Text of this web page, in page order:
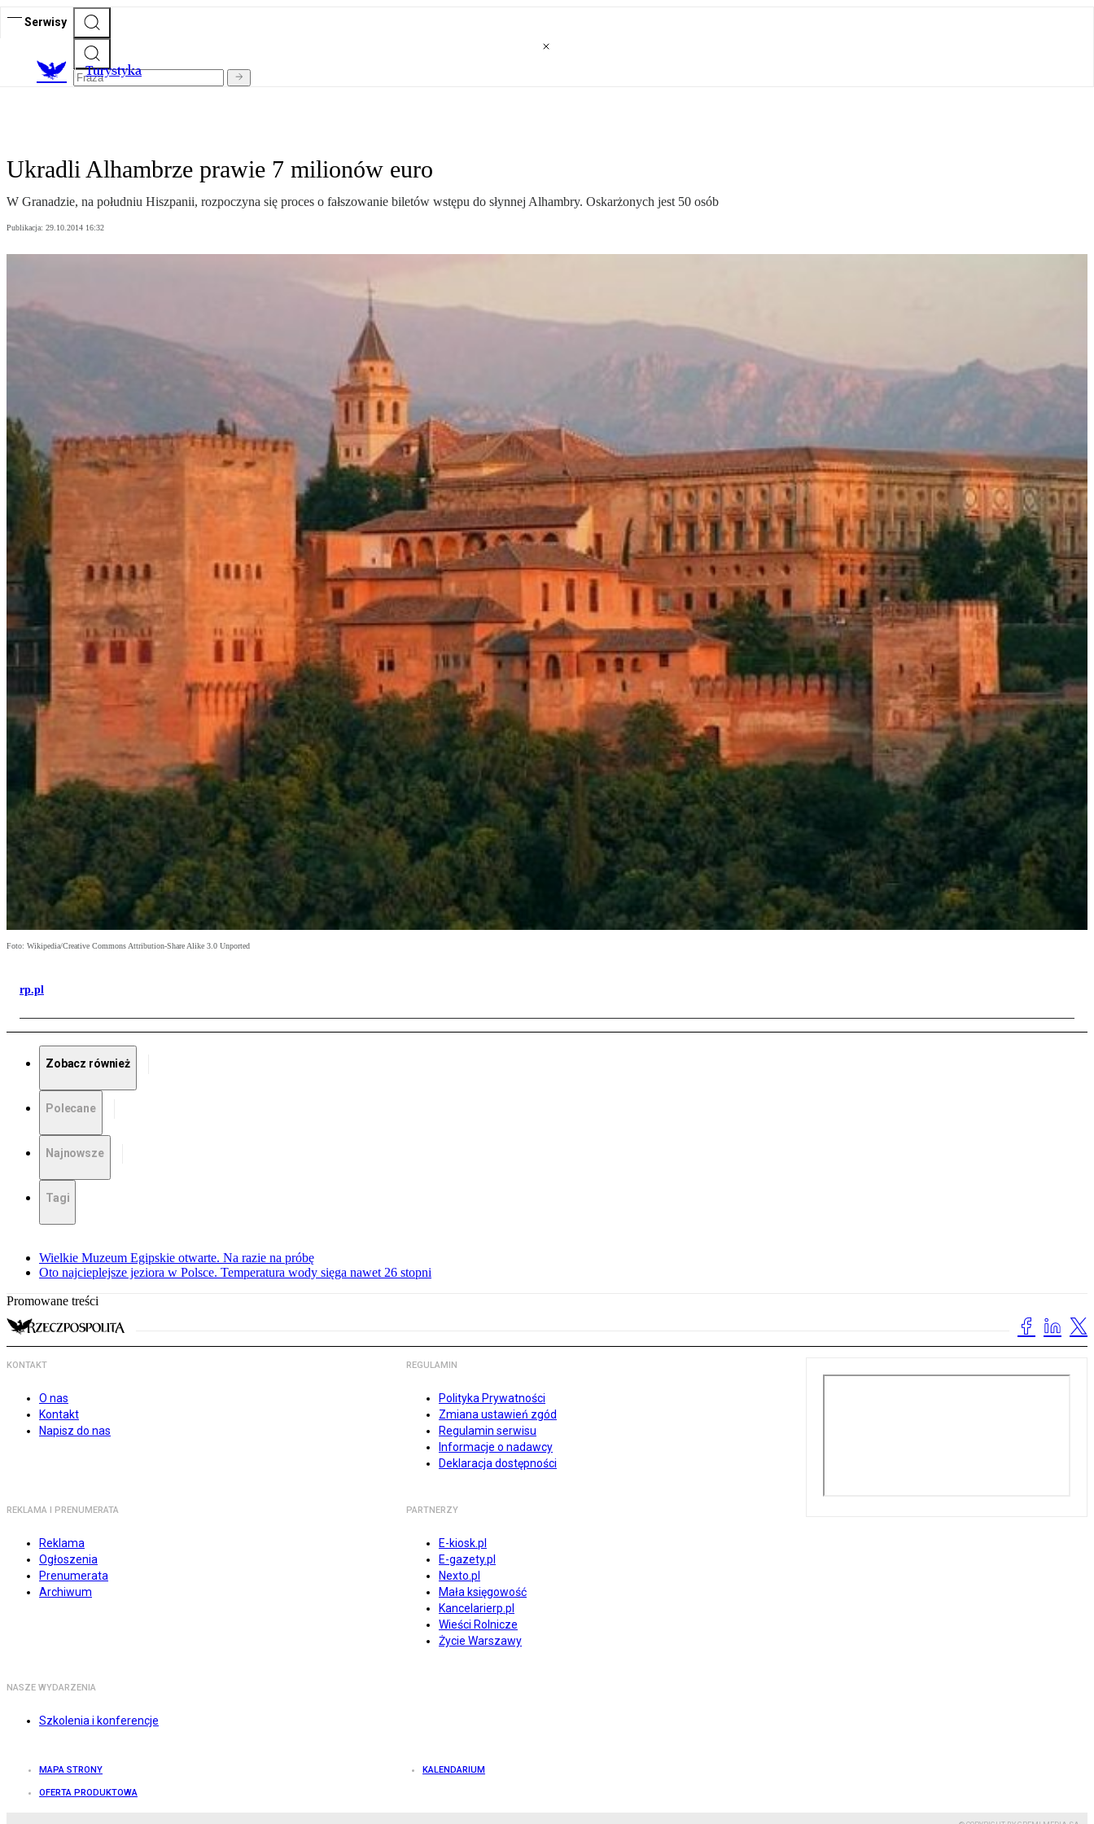
Serwisy
Turystyka
Ukradli Alhambrze prawie 7 milionów euro
W Granadzie, na południu Hiszpanii, rozpoczyna się proces o fałszowanie biletów wstępu do słynnej Alhambry. Oskarżonych jest 50 osób
Publikacja: 29.10.2014 16:32
Foto: Wikipedia/Creative Commons Attribution-Share Alike 3.0 Unported
rp.pl
Zobacz również
Polecane
Najnowsze
Tagi
Wielkie Muzeum Egipskie otwarte. Na razie na próbę
Oto najcieplejsze jeziora w Polsce. Temperatura wody sięga nawet 26 stopni
Promowane treści
KONTAKT
O nas
Kontakt
Napisz do nas
REGULAMIN
Polityka Prywatności
Zmiana ustawień zgód
Regulamin serwisu
Informacje o nadawcy
Deklaracja dostępności
REKLAMA I PRENUMERATA
Reklama
Ogłoszenia
Prenumerata
Archiwum
PARTNERZY
E-kiosk.pl
E-gazety.pl
Nexto.pl
Mała księgowość
Kancelarierp.pl
Wieści Rolnicze
Życie Warszawy
NASZE WYDARZENIA
Szkolenia i konferencje
MAPA STRONY KALENDARIUM
OFERTA PRODUKTOWA